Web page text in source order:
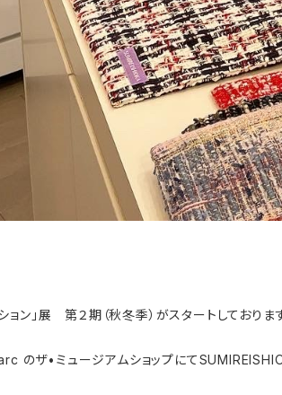
ン」展 第２期（秋冬季）がスタートしております
のザ•ミュージアムショップにて